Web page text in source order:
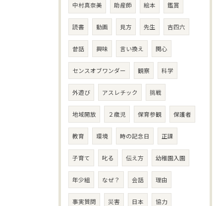
中村真奈美 助産師 絵本 鑑賞
読書 動画 見方 先生 吉四六
昔話 興味 言い換え 関心
センスオブワンダー 観察 科学
外遊び アスレチック 挑戦
地域開放 ２歳児 保育参観 保護者
教育 環境 時の記念日 正課
子育て 叱る 伝え方 幼稚園入園
年少組 なぜ？ 会話 理由
事実質問 災害 日本 協力